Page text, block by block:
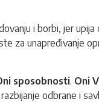
i borbi, jer
za unapređivanje
sposobnosti. Oni
odbrane i